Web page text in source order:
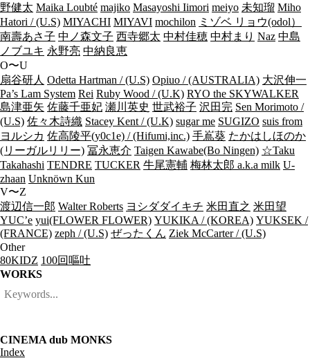
野健太 Maika Loubté majiko Masayoshi Iimori meiyo 未知瑠 Miho
Hatori / (U.S) MIYACHI MIYAVI mochilon ミゾベ リョウ(odol）
南壽あさ子 中ノ森文子 西寺郷太 中村佳穂 中村まり Naz 中島
ノブユキ 永野亮 中納良恵
O〜U
扇谷研人 Odetta Hartman / (U.S) Opiuo / (AUSTRALIA) 大沢伸一
Pa’s Lam System Rei Ruby Wood / (U.K) RYO the SKYWALKER
島津亜矢 佐藤千亜妃 瀬川英史 世武裕子 沢田完 Sen Morimoto /
(U.S) 佐々木詩織 Stacey Kent / (U.K) sugar me SUGIZO suis from
ヨルシカ 佐高陵平(y0c1e) / (Hifumi,inc.) 手嶌葵 たかはしほのか
(リーガルリリー) 冨永恵介 Taigen Kawabe(Bo Ningen) ☆Taku
Takahashi TENDRE TUCKER 牛尾憲輔 梅林太郎 a.k.a milk U-
zhaan Unknöwn Kun
V〜Z
渡辺信一郎 Walter Roberts ヨシダダイキチ 米田直之 米田望
YUC’e yui(FLOWER FLOWER) YUKIKA / (KOREA) YUKSEK /
(FRANCE) zeph / (U.S) ぜったくん Ziek McCarter / (U.S)
Other
80KIDZ 100回嘔吐
WORKS
CINEMA dub MONKS
Index